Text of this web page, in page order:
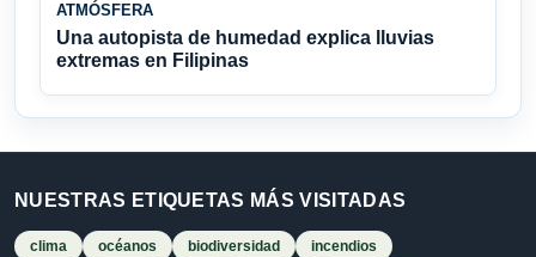
ATMÓSFERA
Una autopista de humedad explica lluvias
extremas en Filipinas
NUESTRAS ETIQUETAS MÁS VISITADAS
clima océanos biodiversidad
incendios